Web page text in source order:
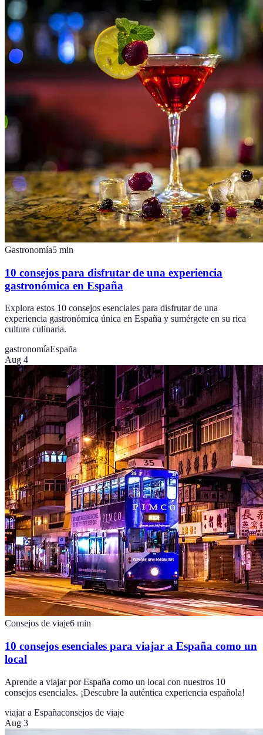
Gastronomía5 min
10 consejos para disfrutar de una experiencia
gastronómica en España
Explora estos 10 consejos esenciales para disfrutar de una
experiencia gastronómica única en España y sumérgete en su rica
cultura culinaria.
gastronomíaEspaña
Aug 4
Consejos de viaje6 min
10 consejos esenciales para viajar a España como un
local
Aprende a viajar por España como un local con nuestros 10
consejos esenciales. ¡Descubre la auténtica experiencia española!
viajar a Españaconsejos de viaje
Aug 3